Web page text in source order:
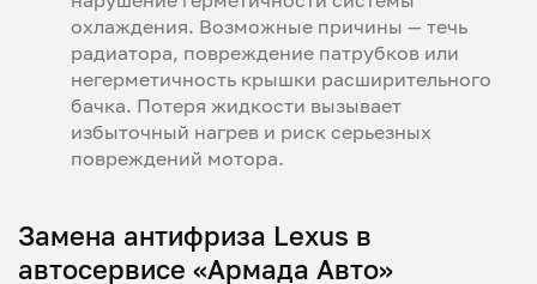
охлаждения. Возможные причины — течь
радиатора, повреждение патрубков или
негерметичность крышки расширительного
бачка. Потеря жидкости вызывает
избыточный нагрев и риск серьезных
повреждений мотора.
Замена антифриза Lexus в
автосервисе «Армада Авто»